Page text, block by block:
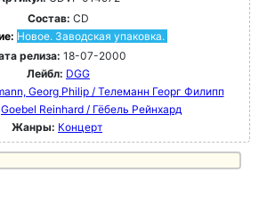
Состав: CD
Новое. Заводская упаковка.
релиза: 18-07-2000
Лейбл: DGG
Georg Philip / Телеманн Георг Филипп
Goebel Reinhard / Гёбель Рейнхард
Жанры: Концерт